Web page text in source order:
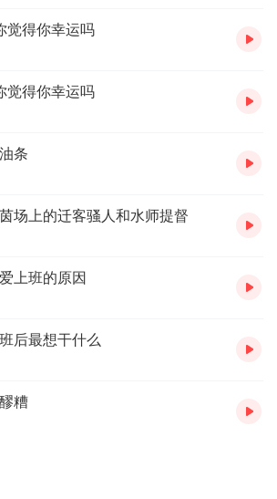
觉得你幸运吗
觉得你幸运吗
条
场上的迁客骚人和水师提督
上班的原因
后最想干什么
糟